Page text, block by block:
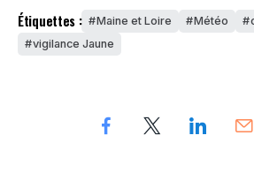
Étiquettes : Maine et Loire Météo
vigilance Jaune